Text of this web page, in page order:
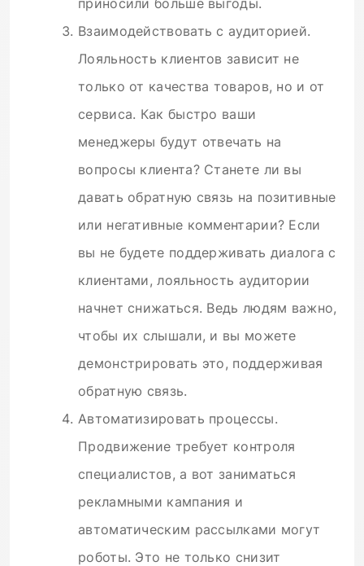
Взаимодействовать с аудиторией.
Лояльность клиентов зависит не
только от качества товаров, но и от
сервиса. Как быстро ваши
менеджеры будут отвечать на
вопросы клиента? Станете ли вы
давать обратную связь на позитивные
или негативные комментарии? Если
вы не будете поддерживать диалога с
клиентами, лояльность аудитории
начнет снижаться. Ведь людям важно,
чтобы их слышали, и вы можете
демонстрировать это, поддерживая
обратную связь.
Автоматизировать процессы.
Продвижение требует контроля
специалистов, а вот заниматься
рекламными кампания и
автоматическим рассылками могут
роботы. Это не только снизит